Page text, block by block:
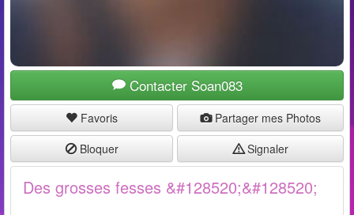
Contacter Soan083
Favoris
Partager mes Photos
Bloquer
Signaler
Des grosses fesses &#128520;&#128520;